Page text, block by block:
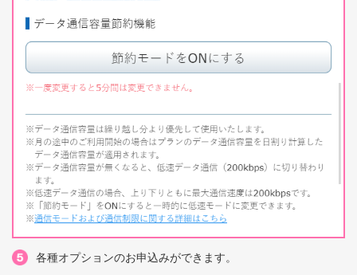
各種オプションのお申込みができます。